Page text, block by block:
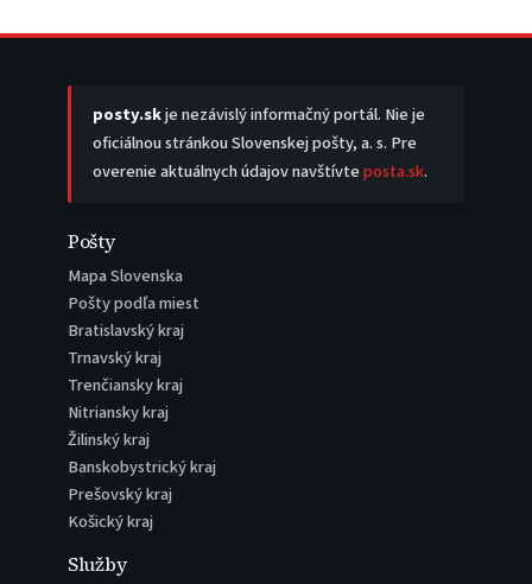
posty.skje nezávislý informačný portál. Nie je
oficiálnou stránkou Slovenskej pošty, a. s. Pre
overenie aktuálnych údajov navštívteposta.sk.
Pošty
Mapa Slovenska
Pošty podľa miest
Bratislavský kraj
Trnavský kraj
Trenčiansky kraj
Nitriansky kraj
Žilinský kraj
Banskobystrický kraj
Prešovský kraj
Košický kraj
Služby